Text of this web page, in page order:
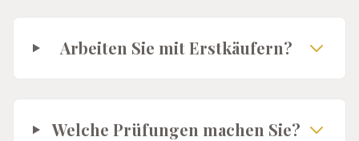
Arbeiten Sie mit Erstkäufern?
Welche Prüfungen machen Sie?